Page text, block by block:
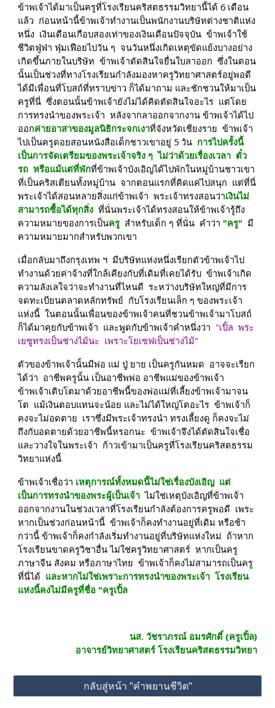
ข้าพเจ้าได้มาเป็นครูที่โรงเรียนคริสตธรรมวิทยานี้ได้ 6 เดือน
แล้ว  ก่อนหน้านี้ข้าพเจ้าทำงานเป็นพนักงานบริษัทต่างชาติแห่ง
หนึ่ง  เงินเดือนเกือบสองเท่าของเงินเดือนปัจจุบัน  ข้าพเจ้าใช้
ชีวิตฟู่ฟ่า ฟุ่มเฟือยไปวัน ๆ  จนวันหนึ่งเกิดเหตุขัดแย้งบางอย่าง
เกิดขึ้นภายในบริษัท  ข้าพเจ้าตัดสินใจยื่นใบลาออก  ซึ่งในตอน
นั้นเป็นช่วงที่ทางโรงเรียนกำลังมองหาครูวิทยาศาสตร์อยู่พอดี
ได้มีเพื่อนที่โบสถ์ที่ทราบข่าว ก็ได้มาถาม และชักชวนให้มาเป็น
ครูที่นี่  ซึ่งตอนนั้นข้าพเจ้ายังไม่ได้คิดตัดสินใจอะไร  แต่โดย
การทรงนำของพระเจ้า  หลังจากลาออกจากงาน ข้าพเจ้าได้ไป
ออกค่ายอาสาของมูลนิธิกระจกเงาที่จังหวัดเชียงราย  ข้าพเจ้า
ไปเป็นครูดอยสอนหนังสือเด็กชาวเขาอยู่ 5 วัน การไปครั้งนี้
เป็นการจัดเตรียมของพระเจ้าจริง ๆ  ไม่ว่าด้วยเรื่องเวลา  ตั๋ว
รถ  หรือแม้แต่ที่พักที่ข้าพเจ้าบังเอิญได้ไปพักในหมู่บ้านชาวเขา
ที่เป็นคริสเตียนทั้งหมู่บ้าน  จากตอนแรกที่คิดแค่ไปสนุก  แต่ที่นี่
พระเจ้าได้สอนหลายสิ่งแก่ข้าพเจ้า  พระเจ้าทรงสอนว่าเงินไม่
สามารถซื้อได้ทุกสิ่ง
  ที่นั่นพระเจ้าได้ทรงสอนให้ข้าพเจ้ารู้ถึง
ความหมายของการเป็นครู
  สำหรับเด็ก ๆ ที่นั่น  คำว่า
"ครู" มี
ความหมายมากสำหรับพวกเขา
เมื่อกลับมาถึงกรุงเทพ ฯ  มีบริษัทแห่งหนึ่งเรียกตัวข้าพเจ้าไป
ทำงานด้วยค่าจ้างที่ใกล้เคียงกับที่เดิมที่เคยได้รับ  ข้าพเจ้าเกิด
ความลังเลใจว่าจะทำงานที่ไหนดี  ระหว่างบริษัทใหญ่ที่มีการ
จดทะเบียนตลาดหลักทรัพย์  กับโรงเรียนเล็ก ๆ ของพระเจ้า
แห่งนี้  ในตอนนั้นเพื่อนของข้าพเจ้าคนที่ชวนข้าพเจ้ามาโบสถ์
ก็ได้มาคุยกับข้าพเจ้า  และพูดกับข้าพเจ้าคำหนึ่งว่า "เปิ้ล  พระ
เยซูทรงเป็นช่างไม้นะ  เพราะโยเซฟเป็นช่างไม้"
ตัวของข้าพเจ้านั้นมีพ่อ แม่ ปู่ ยาย เป็นครูกันหมด  อาจจะเรียก
ได้ว่า  อาชีพครูนั้น เป็นอาชีพพ่อ อาชีพแม่ของข้าพเจ้า
ข้าพเจ้าเติบโตมาด้วยอาชีพนี้ของพ่อแม่ที่เลี้ยงข้าพเจ้ามาจน
โต  แม้เงินตอบแทนจะน้อย และไม่ได้ใหญ่โตอะไร  ข้าพเจ้าก็
คงจะไม่อดตาย  เราซึ่งมีพระเจ้าทรงนำ ทรงเลี้ยงดู ก็คงจะไม่
ถึงกับอดตายด้วยอาชีพนี้หรอกนะ  ข้าพเจ้าจึงได้ตัดสินใจเชื่อ
และวางใจในพระเจ้า  ก้าวเข้ามาเป็นครูที่โรงเรียนคริสตธรรม
วิทยาแห่งนี้
ข้าพเจ้าเชื่อว่า เหตุการณ์ทั้งหมดนี้ไม่ใช่เรื่องบังเอิญ  แต่
เป็นการทรงนำของพระผู้เป็นเจ้า
  ไม่ใช่เหตุบังเอิญที่ข้าพเจ้า
ออกจากงานในช่วงเวลาที่โรงเรียนกำลังต้องการครูพอดี  เพระ
หากเป็นช่วงก่อนหน้านี้  ข้าพเจ้าก็คงทำงานอยู่ที่เดิม หรือช้า
กว่านี้ ข้าพเจ้าก็คงกำลังเริ่มทำงานอยู่ที่บริษัทแห่งใหม่  ถ้าหาก
โรงเรียนขาดครูวิชาอื่น ไม่ใช่ครูวิทยาศาสตร์  หากเป็นครู
ภาษาจีน สังคม หรือภาษาไทย  ข้าพเจ้าก็คงไม่สามารถเป็นครู
ที่นี่ได้ และหากไม่ใช่เพราะการทรงนำของพระเจ้า  โรงเรียน
แห่งนี้คงไม่มีครูที่ชื่อ "ครูเปิ้ล
นส. วัชราภรณ์ อมรศักดิ์ (ครูเปิ้ล)
อาจารย์วิทยาศาสตร์ โรงเรียนคริสตธรรมวิทยา
กลับสู่หน้า "คำพยานชีวิต"